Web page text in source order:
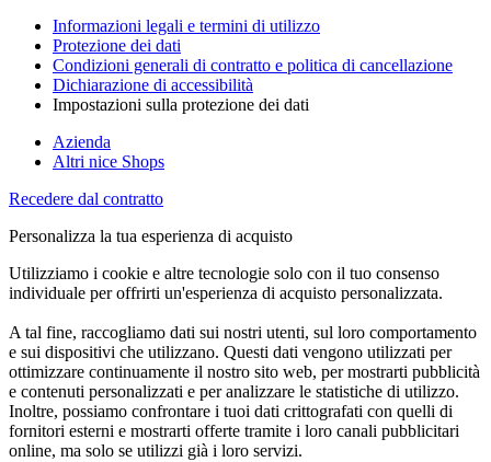
Informazioni legali e termini di utilizzo
Protezione dei dati
Condizioni generali di contratto e politica di cancellazione
Dichiarazione di accessibilità
Impostazioni sulla protezione dei dati
Azienda
Altri nice Shops
Recedere dal contratto
Personalizza la tua esperienza di acquisto
Utilizziamo i cookie e altre tecnologie solo con il tuo consenso
individuale per offrirti un'esperienza di acquisto personalizzata.
A tal fine, raccogliamo dati sui nostri utenti, sul loro comportamento
e sui dispositivi che utilizzano. Questi dati vengono utilizzati per
ottimizzare continuamente il nostro sito web, per mostrarti pubblicità
e contenuti personalizzati e per analizzare le statistiche di utilizzo.
Inoltre, possiamo confrontare i tuoi dati crittografati con quelli di
fornitori esterni e mostrarti offerte tramite i loro canali pubblicitari
online, ma solo se utilizzi già i loro servizi.